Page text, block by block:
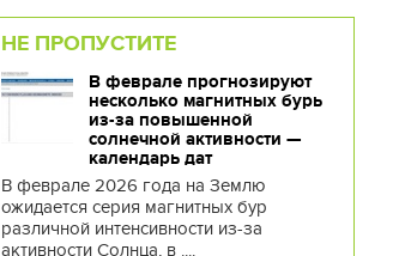
НЕ ПРОПУСТИТЕ
В феврале прогнозируют
несколько магнитных бурь
из-за повышенной
солнечной активности —
календарь дат
В феврале 2026 года на Землю
ожидается серия магнитных бур
различной интенсивности из-за
активности Солнца, в ....